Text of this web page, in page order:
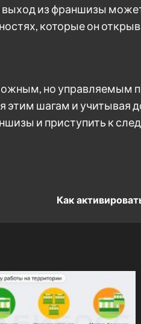
из франшизы
которые он
но управляемым
этим шагам и учитывая
и приступить к
Как